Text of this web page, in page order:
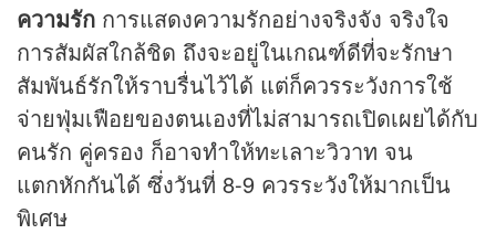
ความรัก การแสดงความรักอย่างจริงจัง จริงใจ
การสัมผัสใกล้ชิด ถึงจะอยู่ในเกณฑ์ดีที่จะรักษา
สัมพันธ์รักให้ราบรื่นไว้ได้ แต่ก็ควรระวังการใช้
จ่ายฟุ่มเฟือยของตนเองที่ไม่สามารถเปิดเผยได้กับ
คนรัก คู่ครอง ก็อาจทำให้ทะเลาะวิวาท จน
แตกหักกันได้ ซึ่งวันที่ 8-9 ควรระวังให้มากเป็น
พิเศษ